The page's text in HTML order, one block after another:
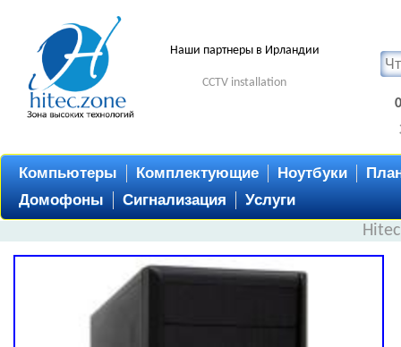
Наши партнеры в Ирландии
CCTV installation
Компьютеры Комплектующие Ноутбуки
Домофоны
Сигнализация Услуги